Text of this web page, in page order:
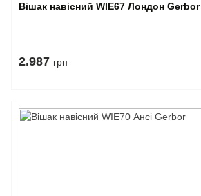
Вішак навісний WIE67 Лондон Gerbor
2.987 грн